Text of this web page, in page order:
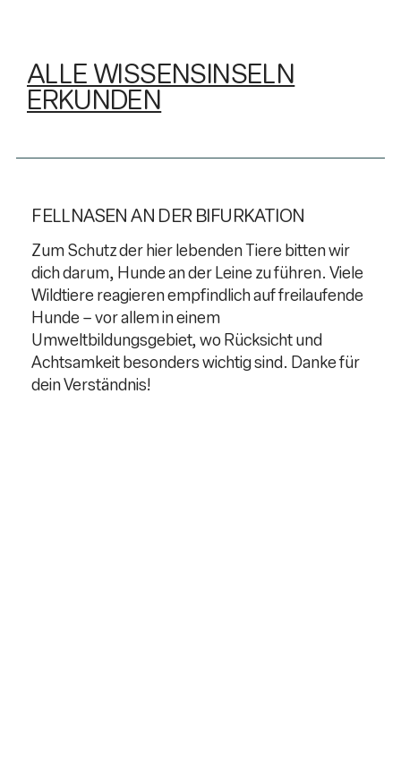
ALLE WISSENSINSELN
ERKUNDEN
FELLNASEN AN DER BIFURKATION
Zum Schutz der hier lebenden Tiere bitten wir
dich darum, Hunde an der Leine zu führen. Viele
Wildtiere reagieren empfindlich auf freilaufende
Hunde – vor allem in einem
Umweltbildungsgebiet, wo Rücksicht und
Achtsamkeit besonders wichtig sind. Danke für
dein Verständnis!